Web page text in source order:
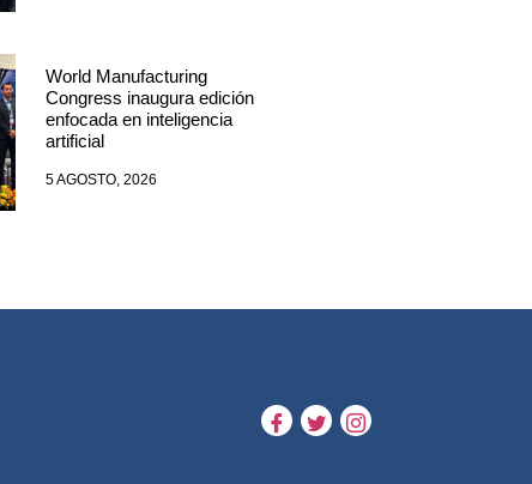
World Manufacturing
Congress inaugura edición
enfocada en inteligencia
artificial
5 AGOSTO, 2026